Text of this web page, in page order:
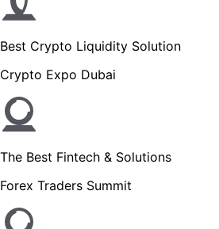
Best Crypto Liquidity Solution
Crypto Expo Dubai
The Best Fintech & Solutions
Forex Traders Summit